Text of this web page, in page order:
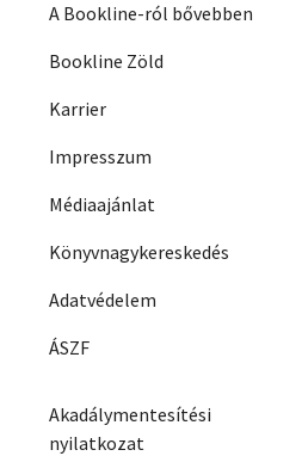
A Bookline-ról bővebben
Bookline Zöld
Karrier
Impresszum
Médiaajánlat
Könyvnagykereskedés
Adatvédelem
ÁSZF
Akadálymentesítési
nyilatkozat